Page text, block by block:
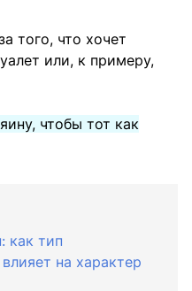
того, что хочет
или, к примеру,
чтобы тот как
как тип
на характер